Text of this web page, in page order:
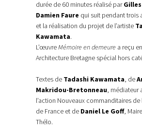
durée de 60 minutes réalisé par
Damien Faure qui suit pendant trois
et la réalisation du projet de l’artiste
Kawamata.
L’œuvreMémoire en demeure a reçu
Architecture Bretagne spécial hors
Textes de Tadashi Kawamata, de
Makridou-Bretonneau, médiateur
l’action Nouveaux commanditaires
de France et de Daniel Le Goff,
Thélo.